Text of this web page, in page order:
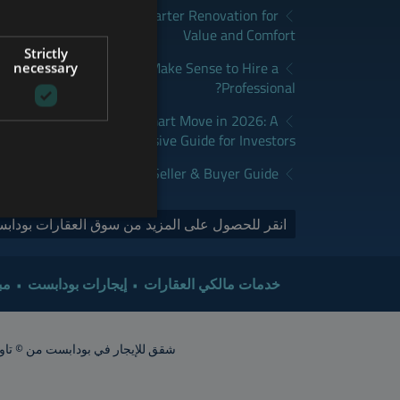
How to Plan a Smarter Renovation for
Value and Comfort
When Does It Make Sense to Hire a
Professional?
Real Estate is a Smart Move in 2026: A
Comprehensive Guide for Investors
Sales Market in 2026 | Seller & Buyer Guide
انقر للحصول على المزيد من سوق العقارات
خدمات مالكي العقارات إيجارات بودابست
شقق للإيجار في بودابست من © تاور إنترناشيونال 2015. جميع الحقوق محفوظة. أشعار الشقق تقريبية. ينبغي
FRENCH
SPANISH
Strictly
necessary